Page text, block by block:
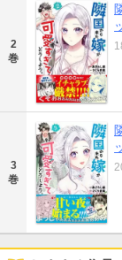
2
巻
3
巻